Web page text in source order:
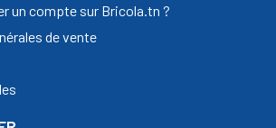
un compte sur Bricola.tn ?
de vente